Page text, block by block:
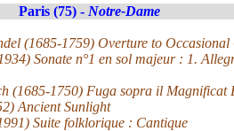
Paris (75) - Notre-Dame
(1685-1759) Overture to
Sonate n°1 en sol majeur : 1.
(1685-1750) Fuga sopra il Magnificat
Ancient Sunlight
Suite folklorique : Cantique